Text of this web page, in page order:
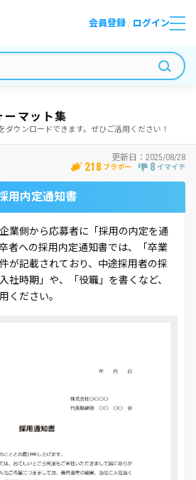
会員登録 / ログイン
ーマット集
ダウンロードできます。ぜひご活用ください！
更新日： 2025/08/28
218 ブラボー 8 イマイチ
用内定通知書
業側から応募者に「採用の内定を通
者への採用内定通知書では、「卒業
が記載されており、中途採用者の採
社時期」や、「役職」を書くなど、
ください。